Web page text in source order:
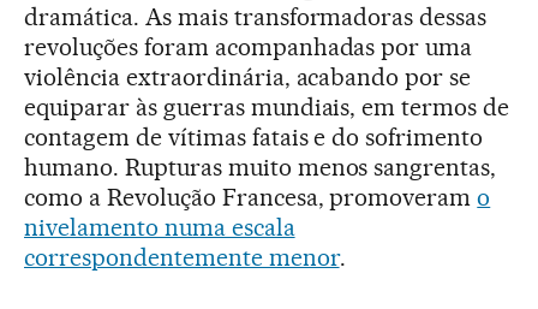
dramática. As mais transformadoras dessas
revoluções foram acompanhadas por uma
violência extraordinária, acabando por se
equiparar às guerras mundiais, em termos de
contagem de vítimas fatais e do sofrimento
humano. Rupturas muito menos sangrentas,
como a Revolução Francesa, promoveramo
nivelamento numa escala
correspondentemente menor.